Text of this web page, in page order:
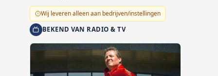
Wij leveren alleen aan bedrijven/instellingen
BEKEND VAN RADIO & TV